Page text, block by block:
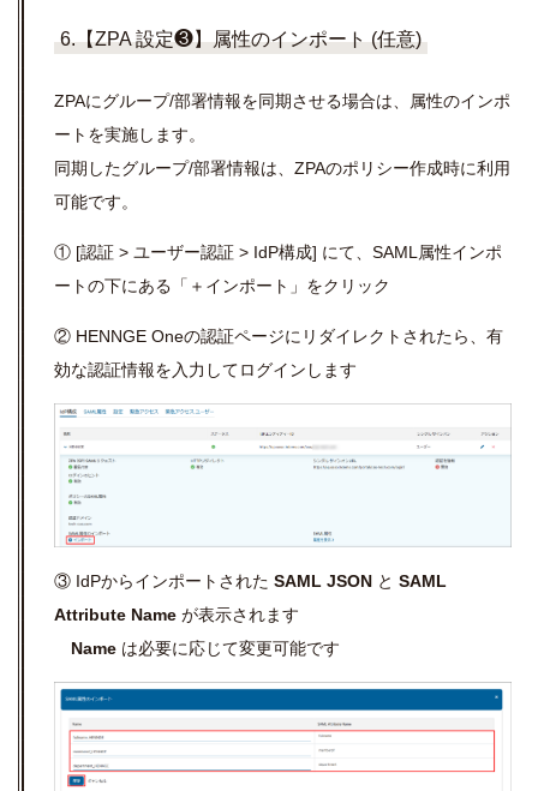
6.【ZPA 設定❸】属性のインポート (任意)
ZPAにグループ/部署情報を同期させる場合は、属性のインポ
ートを実施します。
同期したグループ/部署情報は、ZPAのポリシー作成時に利用
可能です。
① [認証 > ユーザー認証 > IdP構成] にて、SAML属性インポ
ートの下にある「＋インポート」をクリック
② HENNGE Oneの認証ページにリダイレクトされたら、有
効な認証情報を入力してログインします
③ IdPからインポートされた SAML JSON と SAML
Attribute Name が表示されます
Name は必要に応じて変更可能です